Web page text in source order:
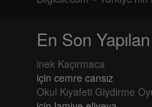
En Son
inek Kaçırmaca
için cemre cansız
Okul Kıyafeti Giydirme